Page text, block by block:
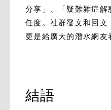
分享」、「疑難雜症解
任度。社群發文和回文
更是給廣大的潛水網友
結語